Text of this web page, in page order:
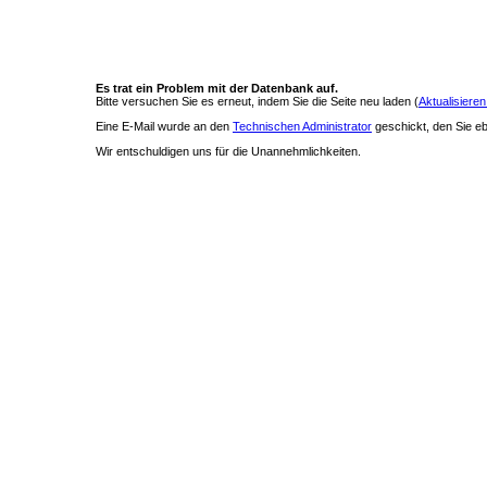
Es trat ein Problem mit der Datenbank auf.
Bitte versuchen Sie es erneut, indem Sie die Seite neu laden (
Eine E-Mail wurde an den Technischen Administrator geschickt, den Sie
Wir entschuldigen uns für die Unannehmlichkeiten.